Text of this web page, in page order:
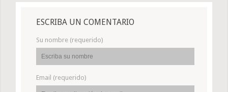
ESCRIBA UN COMENTARIO
Su nombre (requerido)
Email (requerido)